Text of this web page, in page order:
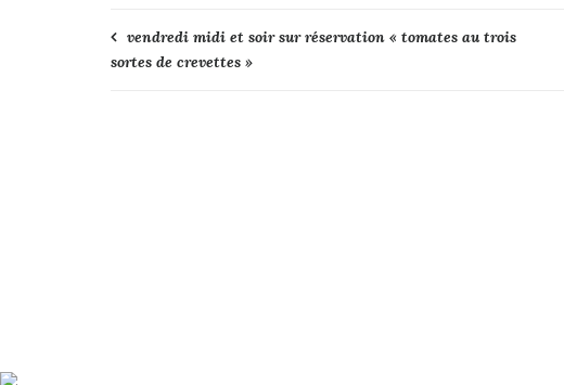
Navigation
de
vendredi midi et soir sur réservation « tomates au trois
sortes de crevettes »